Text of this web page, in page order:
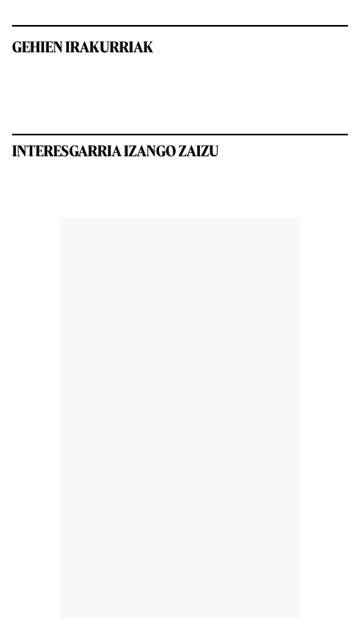
GEHIEN IRAKURRIAK
INTERESGARRIA IZANGO ZAIZU